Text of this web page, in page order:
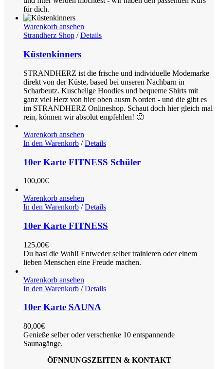
für dich.
Warenkorb ansehen
Strandherz Shop / Details
Küstenkinners
STRANDHERZ ist die frische und individuelle Modemarke
direkt von der Küste, based bei unseren Nachbarn in
Scharbeutz. Kuschelige Hoodies und bequeme Shirts mit
ganz viel Herz von hier oben ausm Norden - und die gibt es
im STRANDHERZ Onlineshop. Schaut doch hier gleich mal
rein, können wir absolut empfehlen! 🙂
Warenkorb ansehen
In den Warenkorb / Details
10er Karte FITNESS Schüler
100,00€
Warenkorb ansehen
In den Warenkorb / Details
10er Karte FITNESS
125,00€
Du hast die Wahl! Entweder selber trainieren oder einem
lieben Menschen eine Freude machen.
Warenkorb ansehen
In den Warenkorb / Details
10er Karte SAUNA
80,00€
Genieße selber oder verschenke 10 entspannende
Saunagänge.
ÖFNNUNGSZEITEN & KONTAKT